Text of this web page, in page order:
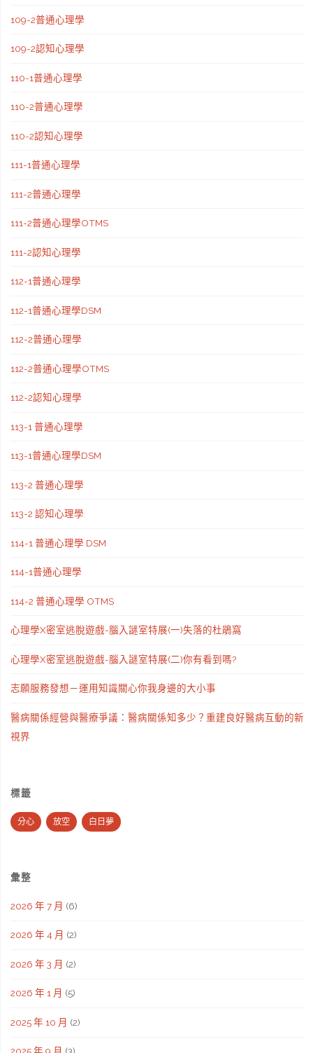
109-2普通心理學
109-2認知心理學
110-1普通心理學
110-2普通心理學
110-2認知心理學
111-1普通心理學
111-2普通心理學
111-2普通心理學OTMS
111-2認知心理學
112-1普通心理學
112-1普通心理學DSM
112-2普通心理學
112-2普通心理學OTMS
112-2認知心理學
113-1 普通心理學
113-1普通心理學DSM
113-2 普通心理學
113-2 認知心理學
114-1 普通心理學 DSM
114-1普通心理學
114-2 普通心理學 OTMS
心理學X密室逃脫遊戲-腦入謎室特展(一)失落的杜鵑窩
心理學X密室逃脫遊戲-腦入謎室特展(二)你有看到嗎?
志願服務發想－運用知識關心你我身邊的大小事
醫病關係經營與醫療爭議：醫病關係知多少？重建良好醫病互動的新
視界
標籤
分心 放空 白日夢
彙整
2026 年 7 月 (6)
2026 年 4 月 (2)
2026 年 3 月 (2)
2026 年 1 月 (5)
2025 年 10 月 (2)